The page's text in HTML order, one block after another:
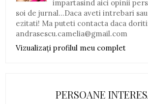
impartasind aici opinii
soi de jurnal...Daca aveti intrebari
ezitati! Ma puteti contacta daca
andrasescu.camelia@gmail.com
Vizualizați profilul meu complet
PERSOANE